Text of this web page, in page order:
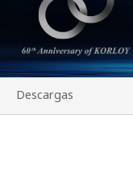
Descargas